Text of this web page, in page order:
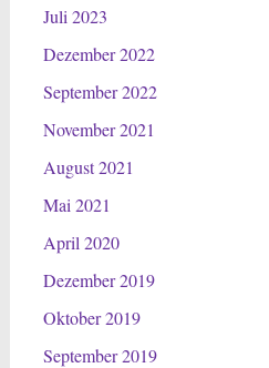
Juli 2023
Dezember 2022
September 2022
November 2021
August 2021
Mai 2021
April 2020
Dezember 2019
Oktober 2019
September 2019